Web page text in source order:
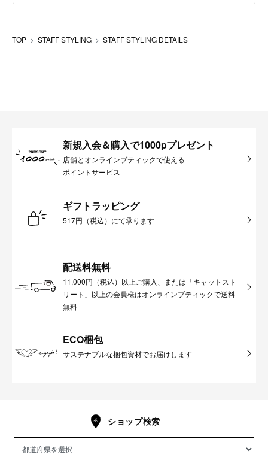
TOP STAFF STYLING STAFF STYLING DETAILS
新規入会＆購入で1000pプレゼント
店舗とオンラインブティックで使える
ポイントサービス
ギフトラッピング
517円（税込）にて承ります
配送料無料
11,000円（税込）以上ご購入、または「キャットスト
リート」以上の会員様はオンラインブティックで送料
無料
ECO梱包
サステナブルな梱包資材でお届けします
ショップ検索